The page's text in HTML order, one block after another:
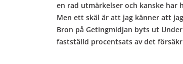
en rad utmärkelser och kanske har
Men ett skäl är att jag känner att
Bron på Getingmidjan byts ut
fastställd procentsats av det